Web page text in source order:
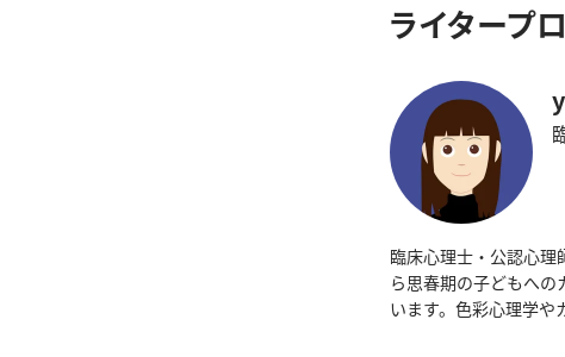
ライタープ
臨床心理士・公認心
ら思春期の子どもへ
います。色彩心理学や